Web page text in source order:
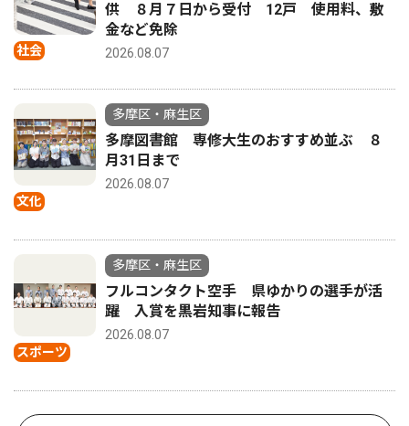
社会
供 ８月７日から受付 12戸 使用料、敷
金など免除
2026.08.07
文化
多摩区・麻生区
多摩図書館 専修大生のおすすめ並ぶ ８
月31日まで
2026.08.07
スポーツ
多摩区・麻生区
フルコンタクト空手 県ゆかりの選手が活
躍 入賞を黒岩知事に報告
2026.08.07